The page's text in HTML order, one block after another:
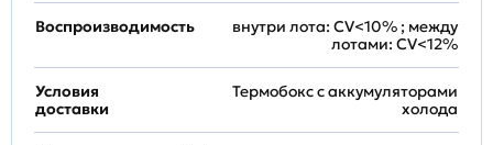
Воспроизводимость
внутри лота: CV<10% ; между
лотами: CV<12%
Условия
доставки
Термобокс с аккумуляторами
холода